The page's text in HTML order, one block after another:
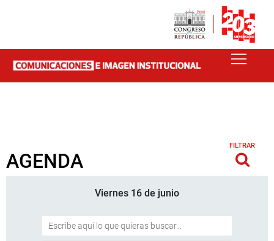
AGENDA
FILTRAR
Viernes 16 de junio